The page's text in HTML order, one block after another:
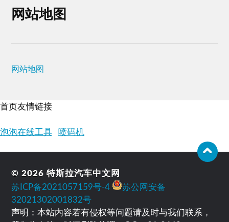
网站地图
网站地图
首页友情链接
泡泡在线工具 喷码机
© 2026特斯拉汽车中文网
苏ICP备2021057159号-4
苏公网安备
32021302001832号
声明：本站内容若有侵权等问题请及时与我们联系，